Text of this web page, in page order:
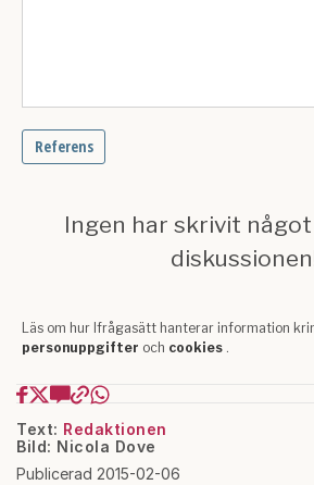
Text: Redaktionen
Bild: Nicola Dove
Publicerad 2015-02-06